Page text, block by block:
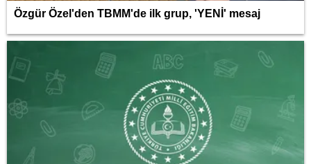
Özgür Özel'den TBMM'de ilk grup, 'YENİ' mesaj